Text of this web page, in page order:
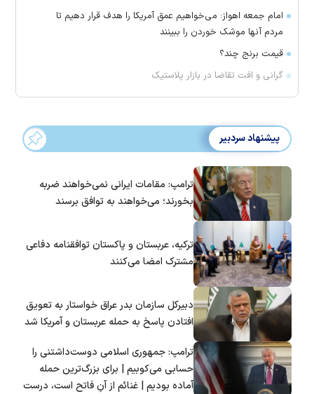
امام جمعه اهواز: می‌خواهیم عمق آمریکا را هدف قرار دهیم تا
مردم آنها موشک خوردن را ببینند
قیمت برنج چند؟
گرانی و افت تقاضا در بازار پلاستیک
پیشنهاد سردبیر
ترامپ: مقامات ایرانی نمی‌خواهند ضربه
بخورند؛ می‌خواهند به توافق برسند
ترکیه، عربستان و پاکستان توافقنامه دفاعی
مشترک امضا می‌کنند
دبیرکل سازمان بدر عراق خواستار به تعویق
افتادن پاسخ به حمله عربستان و آمریکا شد
ترامپ: جمهوری اسلامی دوست‌داشتنی را
حسابی می‌کوبیم | برای بزرگ‌ترین حمله
آماده بودیم | غنائم از آنِ فاتح است، درست